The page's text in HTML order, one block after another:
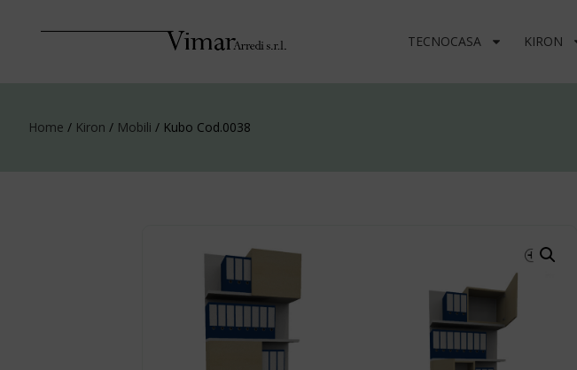
TECNOCASA KIRON
Home / Kiron / Mobili / Kubo Cod.0038